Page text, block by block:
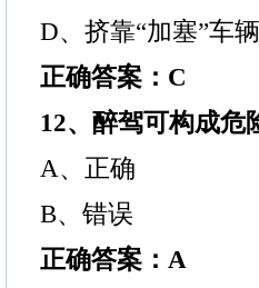
D、挤靠“加塞”车
正确答案：C
12、醉驾可构成危
A、正确
B、错误
正确答案：A